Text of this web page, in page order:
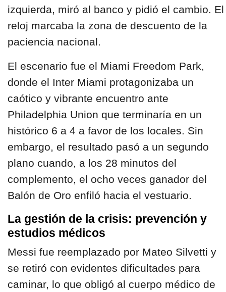
izquierda, miró al banco y pidió el cambio. El
reloj marcaba la zona de descuento de la
paciencia nacional.
El escenario fue el Miami Freedom Park,
donde el Inter Miami protagonizaba un
caótico y vibrante encuentro ante
Philadelphia Union que terminaría en un
histórico 6 a 4 a favor de los locales. Sin
embargo, el resultado pasó a un segundo
plano cuando, a los 28 minutos del
complemento, el ocho veces ganador del
Balón de Oro enfiló hacia el vestuario.
La gestión de la crisis: prevención y
estudios médicos
Messi fue reemplazado por Mateo Silvetti y
se retiró con evidentes dificultades para
caminar, lo que obligó al cuerpo médico de